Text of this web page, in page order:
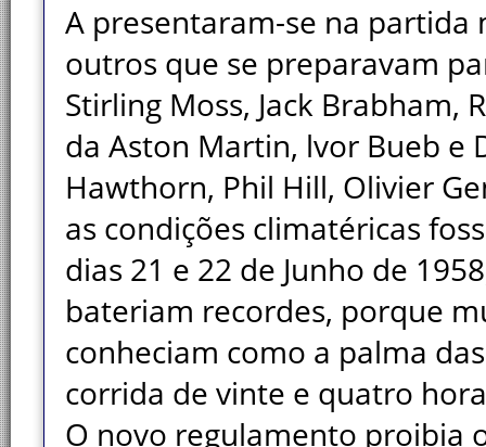
A presentaram-se na
outros que se preparavam
Stirling Moss, Jack Brabham,
da Aston Martin, lvor Bueb e
Hawthorn, Phil Hill, Olivier
as condições climatéricas
dias 21 e 22 de Junho de
bateriam recordes, porque
conheciam como a palma
corrida de vinte e quatro
O novo regulamento proibia